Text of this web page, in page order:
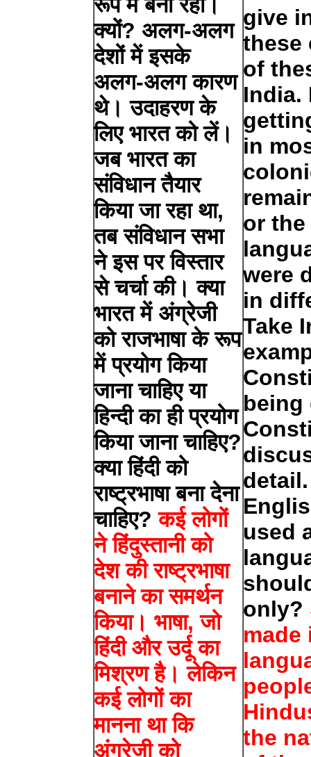
क्यों? अलग-अलग
देशों में इसके
अलग-अलग कारण
थे। उदाहरण के
लिए भारत को लें।
जब भारत का
संविधान तैयार
किया जा रहा था,
तब संविधान सभा
ने इस पर विस्तार
से चर्चा की। क्या
भारत में अंग्रेजी
को राजभाषा के रूप
में प्रयोग किया
जाना चाहिए या
हिन्दी का ही प्रयोग
किया जाना चाहिए?
क्या हिंदी को
राष्ट्रभाषा बना देना
चाहिए?कई लोगों
ने हिंदुस्तानी को
देश की राष्ट्रभाषा
बनाने का समर्थन
किया। भाषा, जो
हिंदी और उर्दू का
मिश्रण है। लेकिन
कई लोगों का
मानना ​​था कि
अंग्रेजी को
give
these
of
India.
in
or
were
in
Take
being
used
only?
made
the